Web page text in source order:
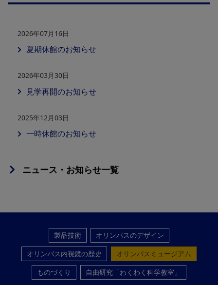
2026年07月16日
夏期休館のお知らせ
2026年03月30日
見学再開のお知らせ
2025年12月03日
一時休館のお知らせ
ニュース・お知らせ一覧
製品技術
オリンパスのデザイン
オリンパス内視鏡の歴史
オリンパスミュージアム
ものづくり
自由研究「わくわく科学教室」